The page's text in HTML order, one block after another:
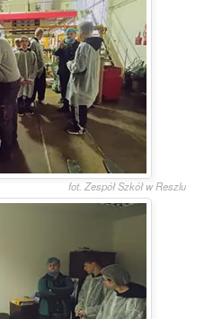
fot. Zespół Szkół w Reszlu